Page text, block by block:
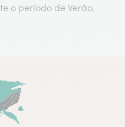
o período de Verão.